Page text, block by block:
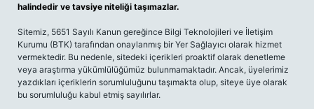
halindedir ve tavsiye niteliği taşımazlar.
Sitemiz, 5651 Sayılı Kanun gereğince Bilgi Teknolojileri ve İletişim
Kurumu (BTK) tarafından onaylanmış bir Yer Sağlayıcı olarak hizmet
vermektedir. Bu nedenle, sitedeki içerikleri proaktif olarak denetleme
veya araştırma yükümlülüğümüz bulunmamaktadır. Ancak, üyelerimiz
yazdıkları içeriklerin sorumluluğunu taşımakta olup, siteye üye olarak
bu sorumluluğu kabul etmiş sayılırlar.